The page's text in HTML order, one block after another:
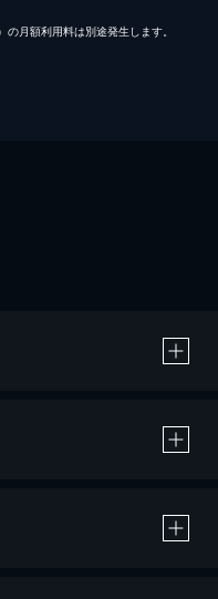
月額利用料は別途発生します。